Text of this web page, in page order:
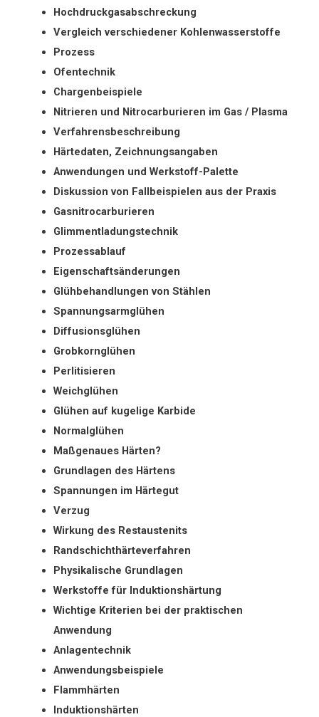
Hochdruckgasabschreckung
Vergleich verschiedener Kohlenwasserstoffe
Prozess
Ofentechnik
Chargenbeispiele
Nitrieren und Nitrocarburieren im Gas / Plasma
Verfahrensbeschreibung
Härtedaten, Zeichnungsangaben
Anwendungen und Werkstoff-Palette
Diskussion von Fallbeispielen aus der Praxis
Gasnitrocarburieren
Glimmentladungstechnik
Prozessablauf
Eigenschaftsänderungen
Glühbehandlungen von Stählen
Spannungsarmglühen
Diffusionsglühen
Grobkornglühen
Perlitisieren
Weichglühen
Glühen auf kugelige Karbide
Normalglühen
Maßgenaues Härten?
Grundlagen des Härtens
Spannungen im Härtegut
Verzug
Wirkung des Restaustenits
Randschichthärteverfahren
Physikalische Grundlagen
Werkstoffe für Induktionshärtung
Wichtige Kriterien bei der praktischen
Anwendung
Anlagentechnik
Anwendungsbeispiele
Flammhärten
Induktionshärten